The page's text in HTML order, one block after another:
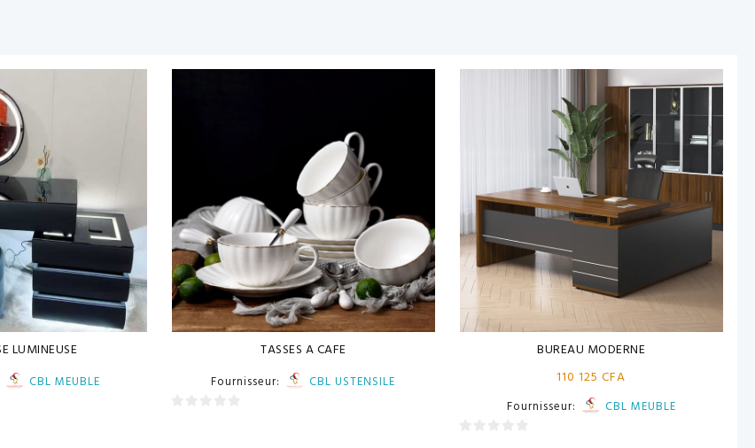
LUMINEUSE
CBL MEUBLE
TASSES A CAFE
Fournisseur:
CBL USTENSILE
BUREAU MODERNE
110 125CFA
Fournisseur:
CBL MEUBLE